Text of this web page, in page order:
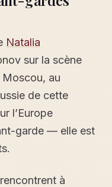
Natalia
sur la scène
au
de cette
l’Europe
garde — elle est
à